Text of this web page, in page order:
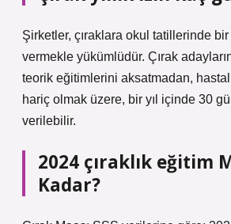
Şirketler, çıraklara okul tatillerinde
vermekle yükümlüdür. Çırak
teorik eğitimlerini aksatmadan,
hariç olmak üzere, bir yıl içinde 30
verilebilir.
2024 çıraklık eğitim
Kadar?